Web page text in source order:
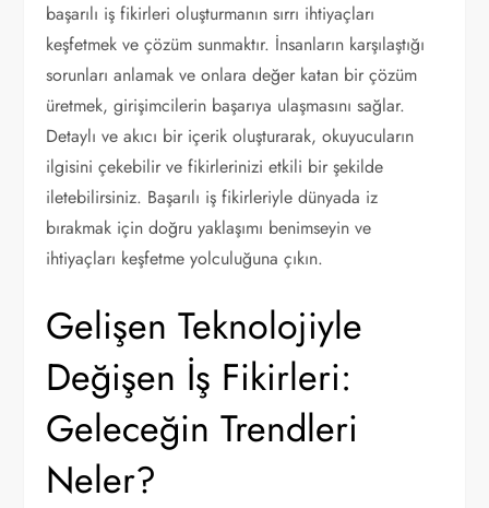
başarılı iş fikirleri oluşturmanın sırrı ihtiyaçları
keşfetmek ve çözüm sunmaktır. İnsanların karşılaştığı
sorunları anlamak ve onlara değer katan bir çözüm
üretmek, girişimcilerin başarıya ulaşmasını sağlar.
Detaylı ve akıcı bir içerik oluşturarak, okuyucuların
ilgisini çekebilir ve fikirlerinizi etkili bir şekilde
iletebilirsiniz. Başarılı iş fikirleriyle dünyada iz
bırakmak için doğru yaklaşımı benimseyin ve
ihtiyaçları keşfetme yolculuğuna çıkın.
Gelişen Teknolojiyle
Değişen İş Fikirleri:
Geleceğin Trendleri
Neler?